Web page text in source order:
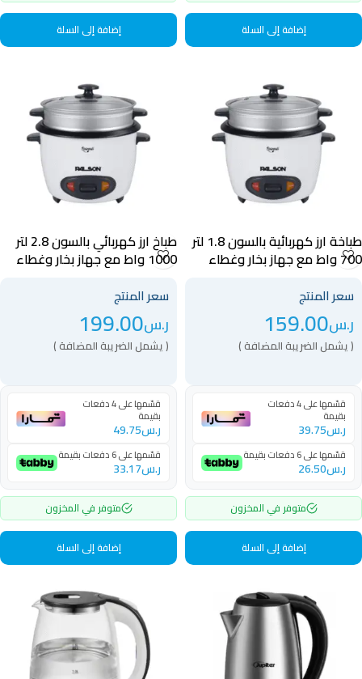
إضافة إلى السلة إضافة إلى السلة
طباخة ارز كهربائية بالسون 1.8 لتر
700 واط مع جهاز بخار وغطاء
زجاجي أبيض – 40024
سعر المنتج
ر.س159.00
( يشمل الضريبة المضافة )
قسّمها على 4 دفعات
بقيمة
ر.س39.75
قسّمها على 6 دفعات بقيمة
ر.س26.50
متوفر في المخزون
إضافة إلى السلة
طباخ ارز كهربائي بالسون 2.8 لتر
1000 واط مع جهاز بخار وغطاء
زجاجي مقوى أبيض – 40025
سعر المنتج
ر.س199.00
( يشمل الضريبة المضافة )
قسّمها على 4 دفعات
بقيمة
ر.س49.75
قسّمها على 6 دفعات بقيمة
ر.س33.17
متوفر في المخزون
إضافة إلى السلة